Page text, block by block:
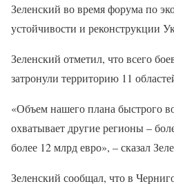
Зеленский во время форума по
устойчивости и реконструкции
Зеленский отметил, что всего
затронули территорию 11
«Объем нашего плана быстрого
охватывает другие регионы –
более 12 млрд евро», – сказал
Зеленский сообщал, что в